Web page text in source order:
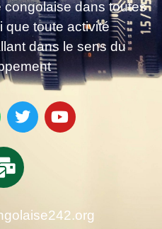
congolaise dans toutes
que toute activité
dans le sens du